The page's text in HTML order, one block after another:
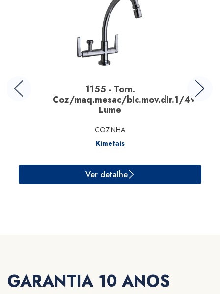
1155 - Torn.
Coz/maq.mesac/bic.mov.dir.1/4v
Lume
COZINHA
Kimetais
GARANTIA 10 ANOS